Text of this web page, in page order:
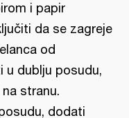
i papir
da se zagreje
od
u dublju posudu,
stranu.
dodati